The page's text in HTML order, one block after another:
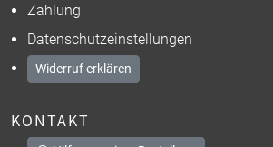
Zahlung
Datenschutzeinstellungen
Widerruf erklären
KONTAKT